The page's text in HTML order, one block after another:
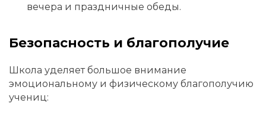
вечера и праздничные обеды.
Безопасность и благополучие
Школа уделяет большое внимание
эмоциональному и физическому благополучию
учениц: